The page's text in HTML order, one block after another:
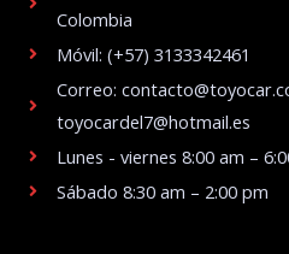
Colombia
Móvil: (+57) 3133342461
Correo:
toyocardel7@hotmail.es
Lunes - viernes 8:00 am –
Sábado 8:30 am – 2:00 pm